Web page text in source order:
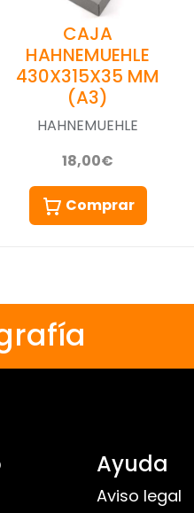
CAJA
HAHNEMUEHLE
430X315X35 MM
(A3)
HAHNEMUEHLE
18,00€
Comprar
Ayuda
Aviso legal